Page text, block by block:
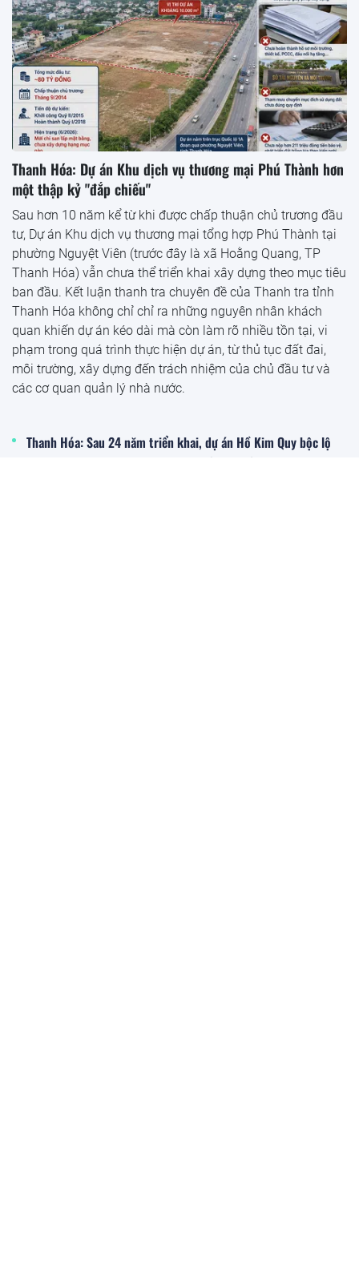
Thanh Hóa: Dự án Khu dịch vụ thương mại Phú Thành hơn
một thập kỷ "đắp chiếu"
Sau hơn 10 năm kể từ khi được chấp thuận chủ trương đầu
tư, Dự án Khu dịch vụ thương mại tổng hợp Phú Thành tại
phường Nguyệt Viên (trước đây là xã Hoằng Quang, TP
Thanh Hóa) vẫn chưa thể triển khai xây dựng theo mục tiêu
ban đầu. Kết luận thanh tra chuyên đề của Thanh tra tỉnh
Thanh Hóa không chỉ chỉ ra những nguyên nhân khách
quan khiến dự án kéo dài mà còn làm rõ nhiều tồn tại, vi
phạm trong quá trình thực hiện dự án, từ thủ tục đất đai,
môi trường, xây dựng đến trách nhiệm của chủ đầu tư và
các cơ quan quản lý nhà nước.
Thanh Hóa: Sau 24 năm triển khai, dự án Hồ Kim Quy bộc lộ
hàng loạt sai phạm trong quản lý đất đai, đầu tư và quy hoạch